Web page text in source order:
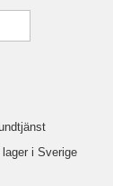
i Sverige